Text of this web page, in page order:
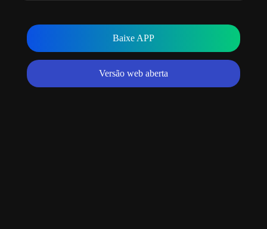
Baixe APP
Versão web aberta